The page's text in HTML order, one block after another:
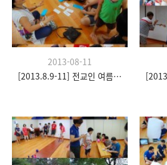
2013-08-11
[2013.8.9-11] 전교인 여름수련회- "이쉼 전쉼"